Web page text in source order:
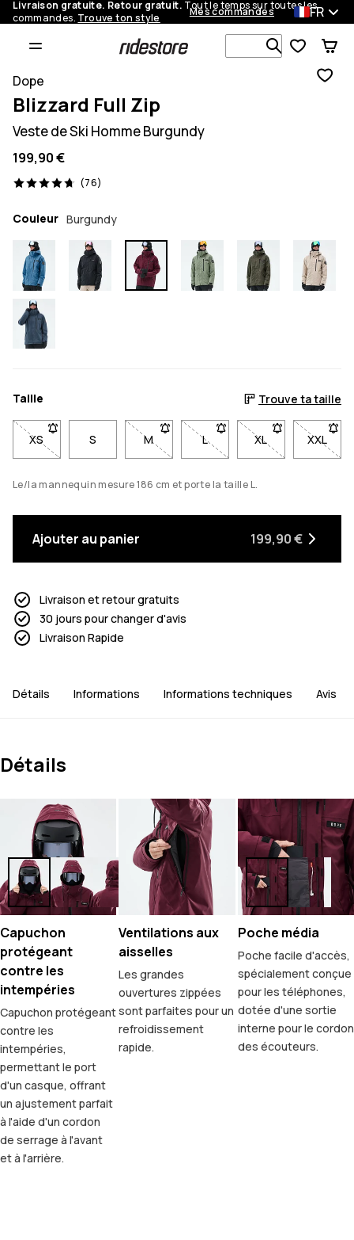
Livraison gratuite. Retour gratuit. Tout le temps sur toutes les
commandes. Trouve ton style Mes commandes FR
Recherche
Dope
Blizzard Full Zip
Veste de Ski Homme Burgundy
199,90 €
(76)
76 avis, 4.7/5
Couleur Burgundy
Taille Trouve ta taille
XS- Taille XS non disponible. Clique pour être averti quand elle
S M- Taille M non disponible. Clique pour
L- Taille L non disponible.
XL- Taille XL non
XXL
-
Le/la mannequin mesure 186 cm et porte la taille L.
Ajouter au panier 199,90 €
Livraison et retour gratuits
30 jours pour changer d'avis
Livraison Rapide
Détails Informations Informations techniques Avis
Détails
Capuchon
protégeant
contre les
intempéries
Capuchon protégeant
contre les
intempéries,
permettant le port
d'un casque, offrant
un ajustement parfait
à l'aide d'un cordon
de serrage à l'avant
et à l'arrière.
Ventilations aux
aisselles
Les grandes
ouvertures zippées
sont parfaites pour un
refroidissement
rapide.
Poche média
Poche facile d'accès,
spécialement conçue
pour les téléphones,
dotée d'une sortie
interne pour le cordon
des écouteurs.